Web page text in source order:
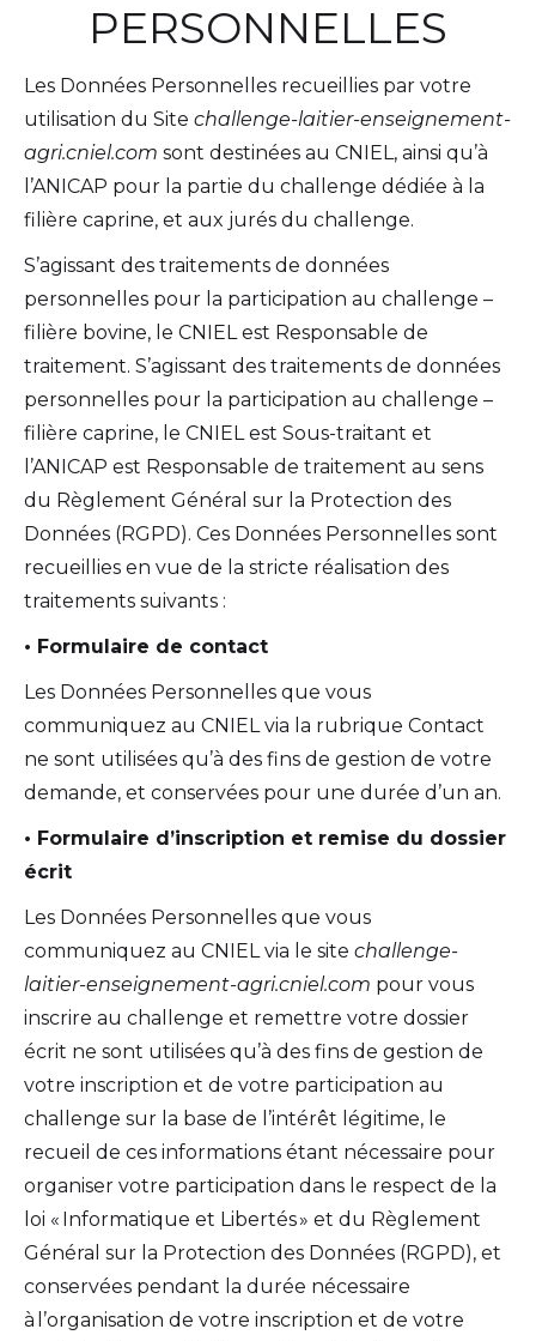
PERSONNELLES
Les Données Personnelles recueillies par votre
utilisation du Site challenge-laitier-enseignement-
agri.cniel.com sont destinées au CNIEL, ainsi qu’à
l’ANICAP pour la partie du challenge dédiée à la
filière caprine, et aux jurés du challenge.
S’agissant des traitements de données
personnelles pour la participation au challenge –
filière bovine, le CNIEL est Responsable de
traitement. S’agissant des traitements de données
personnelles pour la participation au challenge –
filière caprine, le CNIEL est Sous-traitant et
l’ANICAP est Responsable de traitement au sens
du Règlement Général sur la Protection des
Données (RGPD). Ces Données Personnelles sont
recueillies en vue de la stricte réalisation des
traitements suivants :
• Formulaire de contact
Les Données Personnelles que vous
communiquez au CNIEL via la rubrique Contact
ne sont utilisées qu’à des fins de gestion de votre
demande, et conservées pour une durée d’un an.
• Formulaire d’inscription et remise du dossier
écrit
Les Données Personnelles que vous
communiquez au CNIEL via le site challenge-
laitier-enseignement-agri.cniel.com pour vous
inscrire au challenge et remettre votre dossier
écrit ne sont utilisées qu’à des fins de gestion de
votre inscription et de votre participation au
challenge sur la base de l’intérêt légitime, le
recueil de ces informations étant nécessaire pour
organiser votre participation dans le respect de la
loi « Informatique et Libertés » et du Règlement
Général sur la Protection des Données (RGPD), et
conservées pendant la durée nécessaire
à l’organisation de votre inscription et de votre